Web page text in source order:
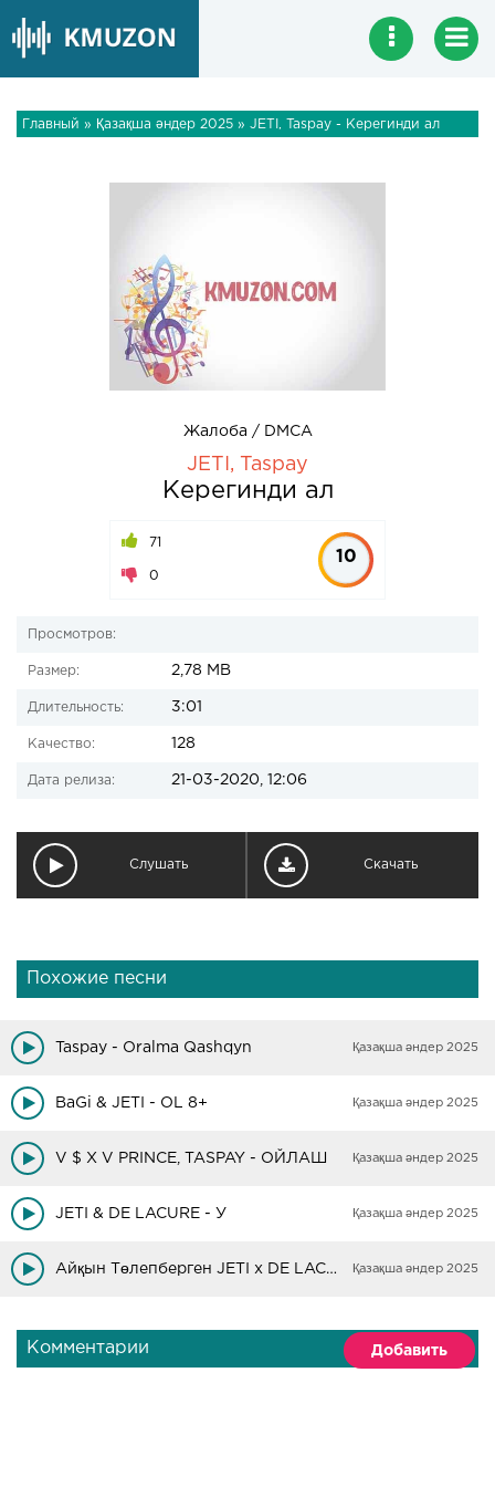
Главный » Қазақша әндер 2025 » JETI, Taspay - Керегинди ал
Жалоба / DMCA
JETI, Taspay
Керегинди ал
71
0
10
Просмотров:
Размер: 2,78 MB
Длительность: 3:01
Качество: 128
Дата релиза: 21-03-2020, 12:06
Слушать Скачать
Похожие песни
Taspay - Oralma Qashqyn Қазақша әндер 2025
BaGi & JETI - OL 8+ Қазақша әндер 2025
V $ X V PRINCE, TASPAY - ОЙЛАШ Қазақша әндер 2025
JETI & DE LACURE - У Қазақша әндер 2025
Айқын Төлепберген JETI x DE LACURE - Жүрегім ақ Қазақша әндер 2025
Комментарии Добавить